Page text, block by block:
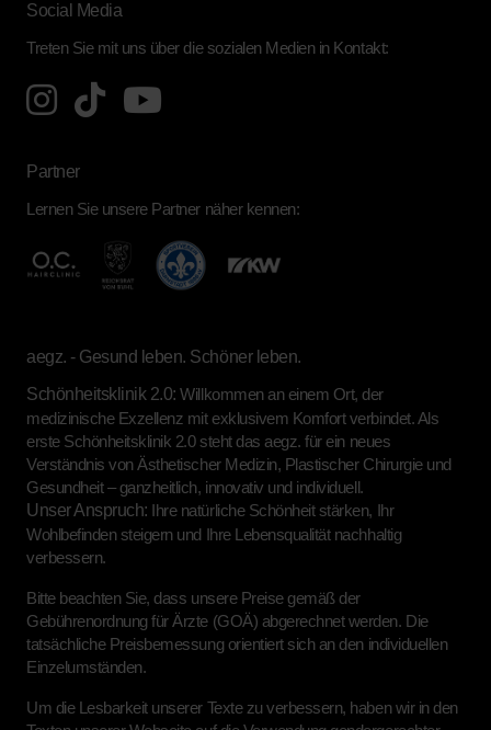
Social Media
Treten Sie mit uns über die sozialen Medien in Kontakt:
Partner
Lernen Sie unsere Partner näher kennen:
aegz. - Gesund leben. Schöner leben.
Schönheitsklinik 2.0: Willkommen an einem Ort, der
medizinische Exzellenz mit exklusivem Komfort verbindet. Als
erste Schönheitsklinik 2.0 steht das aegz. für ein neues
Verständnis von Ästhetischer Medizin, Plastischer Chirurgie und
Gesundheit – ganzheitlich, innovativ und individuell.
Unser Anspruch: Ihre natürliche Schönheit stärken, Ihr
Wohlbefinden steigern und Ihre Lebensqualität nachhaltig
verbessern.
Bitte beachten Sie, dass unsere Preise gemäß der
Gebührenordnung für Ärzte (GOÄ) abgerechnet werden. Die
tatsächliche Preisbemessung orientiert sich an den individuellen
Einzelumständen.
Um die Lesbarkeit unserer Texte zu verbessern, haben wir in den